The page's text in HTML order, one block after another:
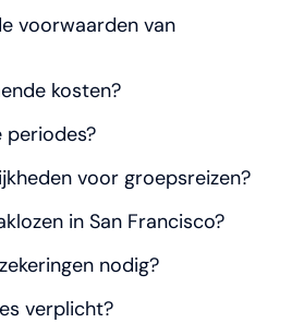
voorwaarden van
kosten?
periodes?
voor groepsreizen?
in San Francisco?
nodig?
verplicht?